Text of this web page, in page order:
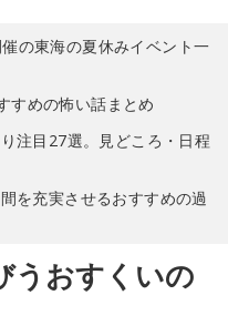
の東海の夏休みイベント一
すめの怖い話まとめ
注目27選。見どころ・日程
を充実させるおすすめの過
おすくいの